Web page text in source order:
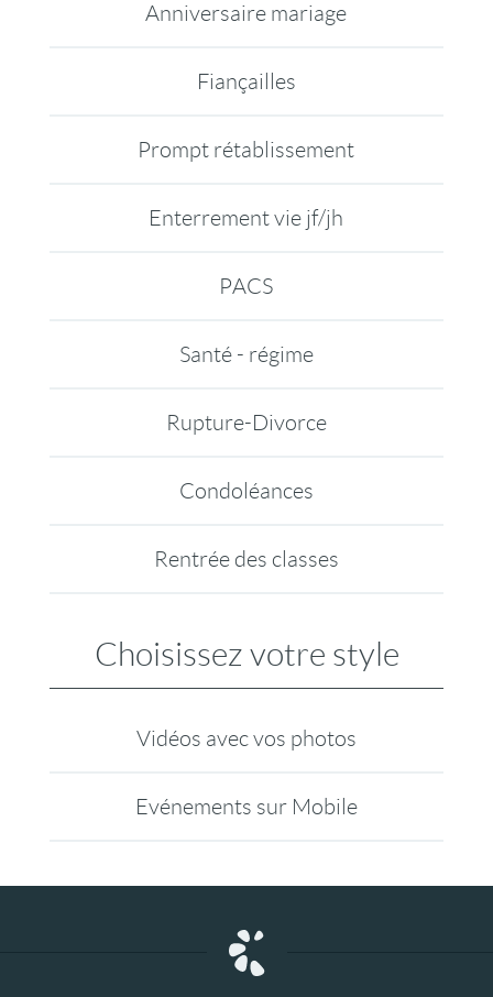
Anniversaire mariage
Fiançailles
Prompt rétablissement
Enterrement vie jf/jh
PACS
Santé - régime
Rupture-Divorce
Condoléances
Rentrée des classes
Choisissez votre style
Vidéos avec vos photos
Evénements sur Mobile